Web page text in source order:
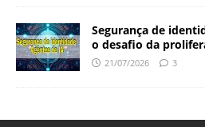
Segurança de
o desafio da
21/07/2026 3